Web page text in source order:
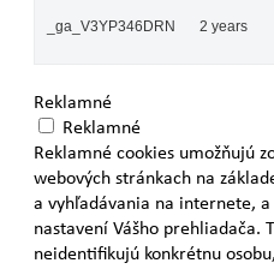
_ga_V3YP346DRN 2 years
Reklamné
Reklamné
Reklamné cookies umožňujú
webových stránkach na
a vyhľadávania na internete,
nastavení Vášho prehliadača.
neidentifikujú konkrétnu